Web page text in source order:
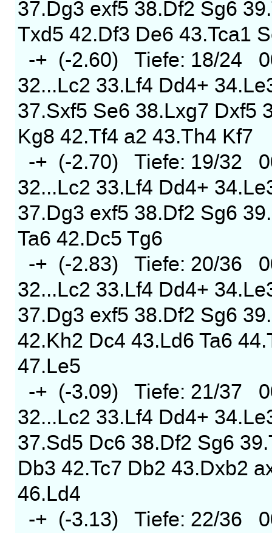
37.Dg3 exf5 38.Df2 Sg6
Txd5 42.Df3 De6 43.Tca1
-+ (-2.60) Tiefe: 18/24
32...Lc2 33.Lf4 Dd4+
37.Sxf5 Se6 38.Lxg7 Dxf5
Kg8 42.Tf4 a2 43.Th4 Kf7
-+ (-2.70) Tiefe: 19/32
32...Lc2 33.Lf4 Dd4+
37.Dg3 exf5 38.Df2 Sg6
Ta6 42.Dc5 Tg6
-+ (-2.83) Tiefe: 20/36
32...Lc2 33.Lf4 Dd4+
37.Dg3 exf5 38.Df2 Sg6
42.Kh2 Dc4 43.Ld6 Ta6
47.Le5
-+ (-3.09) Tiefe: 21/37
32...Lc2 33.Lf4 Dd4+
37.Sd5 Dc6 38.Df2 Sg6
Db3 42.Tc7 Db2 43.Dxb2
46.Ld4
-+ (-3.13) Tiefe: 22/36